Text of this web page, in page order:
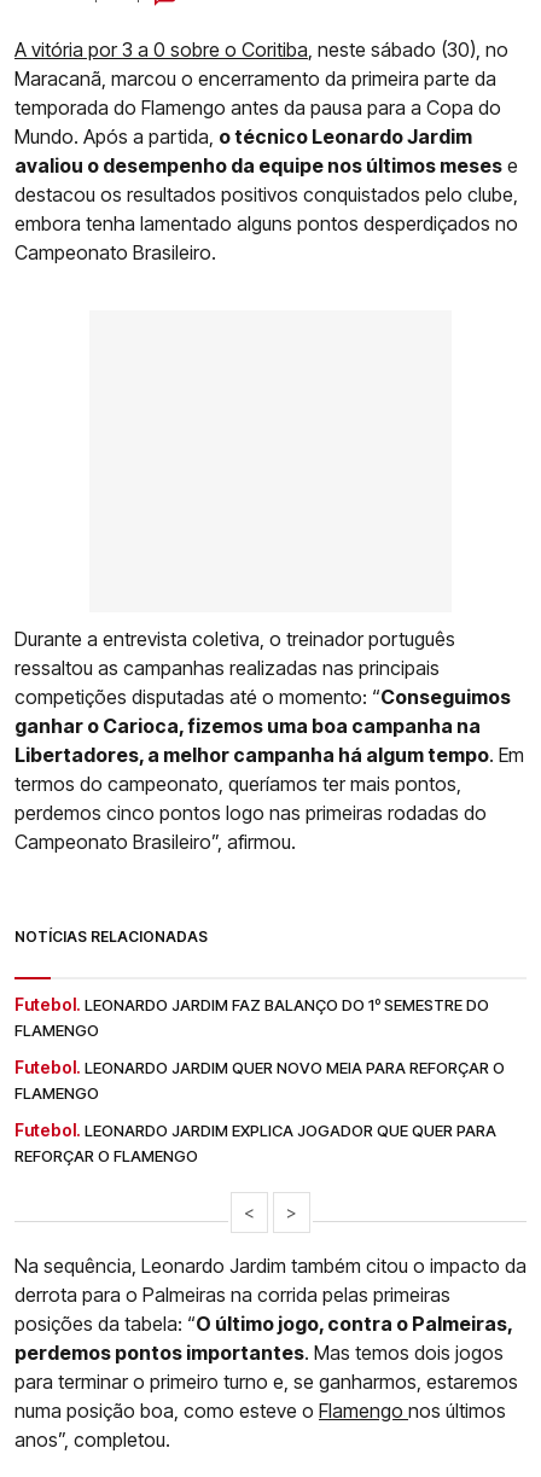
A vitória por 3 a 0 sobre o Coritiba , neste sábado (30), no
Maracanã, marcou o encerramento da primeira parte da
temporada do Flamengo antes da pausa para a Copa do
Mundo. Após a partida, o técnico Leonardo Jardim
avaliou o desempenho da equipe nos últimos meses e
destacou os resultados positivos conquistados pelo clube,
embora tenha lamentado alguns pontos desperdiçados no
Campeonato Brasileiro.
Durante a entrevista coletiva, o treinador português
ressaltou as campanhas realizadas nas principais
competições disputadas até o momento: “Conseguimos
ganhar o Carioca, fizemos uma boa campanha na
Libertadores, a melhor campanha há algum tempo. Em
termos do campeonato, queríamos ter mais pontos,
perdemos cinco pontos logo nas primeiras rodadas do
Campeonato Brasileiro”, afirmou.
NOTÍCIAS RELACIONADAS
Futebol. LEONARDO JARDIM FAZ BALANÇO DO 1º SEMESTRE DO
FLAMENGO
Futebol. LEONARDO JARDIM QUER NOVO MEIA PARA REFORÇAR O
FLAMENGO
Futebol. LEONARDO JARDIM EXPLICA JOGADOR QUE QUER PARA
REFORÇAR O FLAMENGO
< >
Na sequência, Leonardo Jardim também citou o impacto da
derrota para o Palmeiras na corrida pelas primeiras
posições da tabela: “O último jogo, contra o Palmeiras,
perdemos pontos importantes. Mas temos dois jogos
para terminar o primeiro turno e, se ganharmos, estaremos
numa posição boa, como esteve o Flamengo nos últimos
anos”, completou.